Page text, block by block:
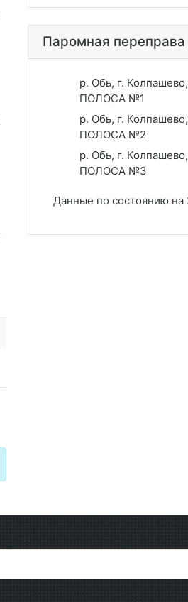
Паромная переправа
р. Обь, г. Колпашево,
ПОЛОСА №1
р. Обь, г. Колпашево,
ПОЛОСА №2
р. Обь, г. Колпашево,
ПОЛОСА №3
Данные по состоянию на